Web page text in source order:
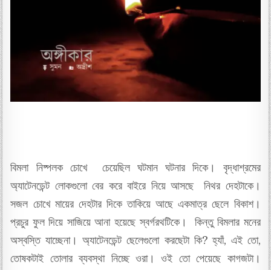
বিমলা নিষ্পলক চোখে চেয়েছিল ঘটমান ঘটনার দিকে। বৃদ্ধাশ্রমের
অ্যাটেনডেন্ট লোকগুলো বের করে বাইরে নিয়ে আসছে নিথর দেহটাকে।
সজল চোখে মায়ের দেহটার দিকে তাকিয়ে আছে একমাত্র ছেলে বিকাশ।
প্রচুর ফুল দিয়ে সাজিয়ে আনা হয়েছে স্বর্গরথটিকে। কিন্তু বিমলার মনের
অস্বস্তি যাচ্ছেনা। অ্যাটেনডেন্ট ছেলেগুলো করছেটা কি? হ্যাঁ, এই তো,
তোষকটাই তোলার ব্যবস্থা নিচ্ছে ওরা। ওই তো পেয়েছে কাগজটা।